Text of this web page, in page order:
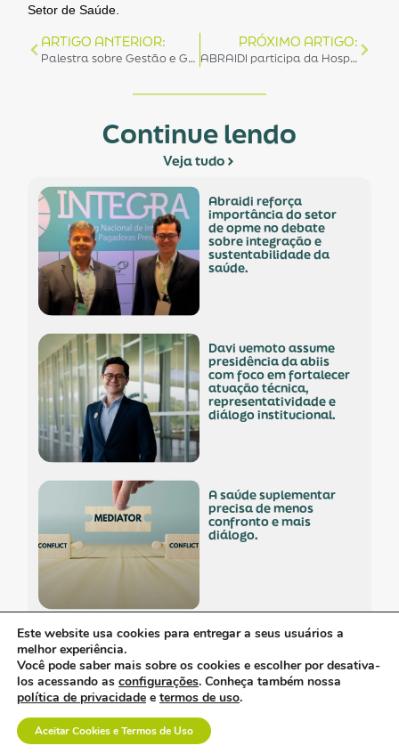
Setor de Saúde.
ARTIGO ANTERIOR:
Palestra sobre Gestão e Governança é organizada pela ABRAIDI
PRÓXIMO ARTIGO:
ABRAIDI participa da HospitalMed
Continue lendo
Veja tudo
abraidi reforça
importância do setor
de opme no debate
sobre integração e
sustentabilidade da
saúde.
davi uemoto assume
presidência da abiis
com foco em fortalecer
atuação técnica,
representatividade e
diálogo institucional.
a saúde suplementar
precisa de menos
confronto e mais
diálogo.
empresa polonesa
interesse no mercado
nacional.
Este website usa cookies para entregar a seus usuários a
melhor experiência.
Você pode saber mais sobre os cookies e escolher por desativa-
los acessando as configurações. Conheça também nossa
política de privacidade e termos de uso.
Aceitar Cookies e Termos de Uso